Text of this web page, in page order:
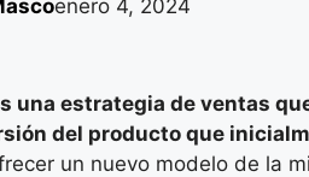
enero 4, 2024
una estrategia de ventas
del producto que
un nuevo modelo de la